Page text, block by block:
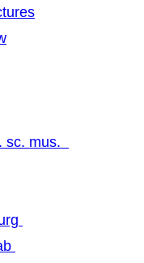
sc. mus.